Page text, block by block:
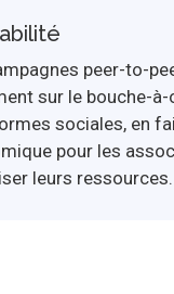
peer-to-
sur le bouche-à-
sociales, en
pour les
leurs ressources.